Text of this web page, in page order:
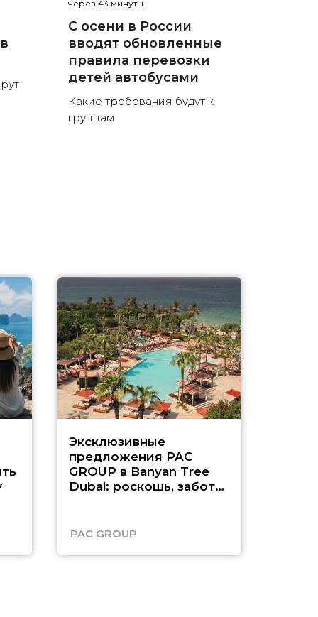
через 43 минуты
С осени в России
вводят обновленные
правила перевозки
детей автобусами
Какие требования будут к
группам
Эксклюзивные
предложения PAC
GROUP в Banyan Tree
Dubai: роскошь, забота
PAC GROUP